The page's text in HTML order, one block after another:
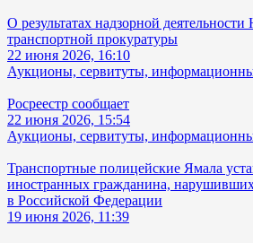
О результатах надзорной
транспортной прокуратуры
22 июня 2026, 16:10
Аукционы, сервитуты,
Росреестр сообщает
22 июня 2026, 15:54
Аукционы, сервитуты,
Транспортные полицейские Ямала
иностранных гражданина,
в Российской Федерации
19 июня 2026, 11:39